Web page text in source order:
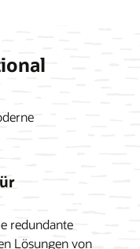
redundante
Lösungen von